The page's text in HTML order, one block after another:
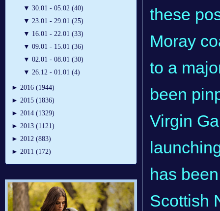
▼ 30.01 - 05.02 (40)
▼ 23.01 - 29.01 (25)
▼ 16.01 - 22.01 (33)
▼ 09.01 - 15.01 (36)
▼ 02.01 - 08.01 (30)
▼ 26.12 - 01.01 (4)
► 2016 (1944)
► 2015 (1836)
► 2014 (1329)
► 2013 (1121)
► 2012 (883)
► 2011 (172)
these
Moray
to a
been
Virgin
has
Scottish